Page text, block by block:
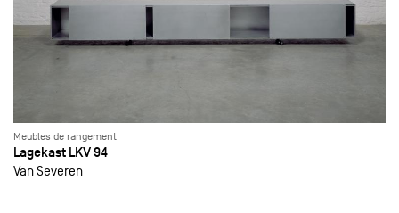
Meubles de rangement
Lagekast LKV 94
Van Severen